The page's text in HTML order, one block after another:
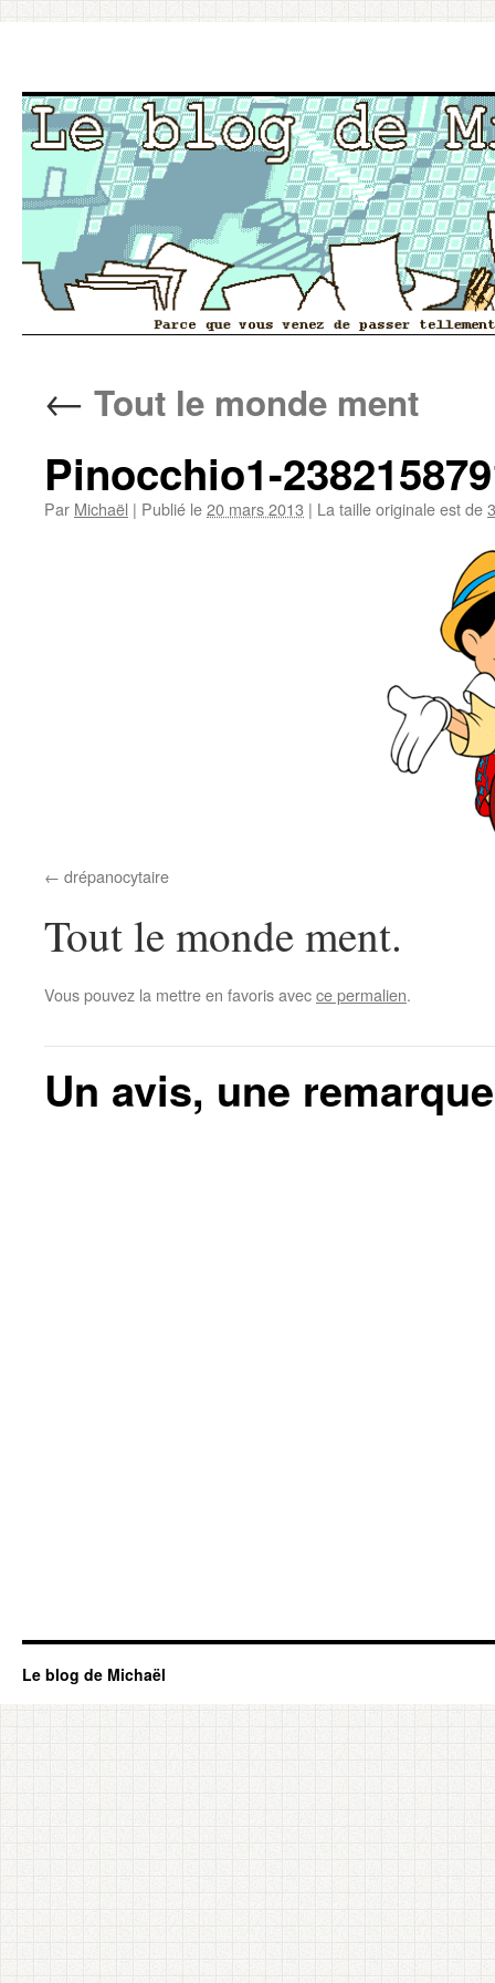
← Tout le monde ment
Pinocchio1-
Par Michaël | Publié le20 mars 2013 | La taille originale est de
drépanocytaire
Tout le monde ment.
Vous pouvez la mettre en favoris avecce permalien.
Un avis, une
Le blog de Michaël